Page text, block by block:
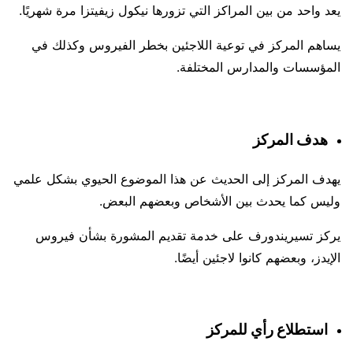
يعد واحد من بين المراكز التي تزورها نيكول زيفيتزا مرة شهريًا.
يساهم المركز في توعية اللاجئين بخطر الفيروس وكذلك في
المؤسسات والمدارس المختلفة.
هدف المركز
يهدف المركز إلى الحديث عن هذا الموضوع الحيوي بشكل علمي
وليس كما يحدث بين الأشخاص وبعضهم البعض.
يركز تسيريندورف على خدمة تقديم المشورة بشأن فيروس
الإيدز، وبعضهم كانوا لاجئين أيضًا.
استطلاع رأي للمركز